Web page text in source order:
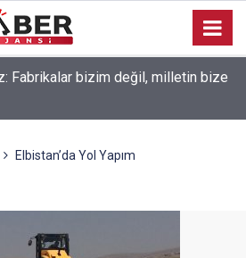
Fabrikalar bizim değil, milletin bize
Elbistan’da Yol Yapım